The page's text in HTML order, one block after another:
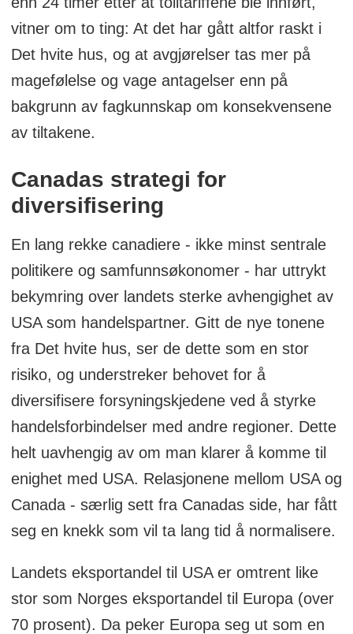
vitner om to ting: At det har gått altfor raskt i
Det hvite hus, og at avgjørelser tas mer på
magefølelse og vage antagelser enn på
bakgrunn av fagkunnskap om konsekvensene
av tiltakene.
Canadas strategi for
diversifisering
En lang rekke canadiere - ikke minst sentrale
politikere og samfunnsøkonomer - har uttrykt
bekymring over landets sterke avhengighet av
USA som handelspartner. Gitt de nye tonene
fra Det hvite hus, ser de dette som en stor
risiko, og understreker behovet for å
diversifisere forsyningskjedene ved å styrke
handelsforbindelser med andre regioner. Dette
helt uavhengig av om man klarer å komme til
enighet med USA. Relasjonene mellom USA og
Canada - særlig sett fra Canadas side, har fått
seg en knekk som vil ta lang tid å normalisere.
Landets eksportandel til USA er omtrent like
stor som Norges eksportandel til Europa (over
70 prosent). Da peker Europa seg ut som en